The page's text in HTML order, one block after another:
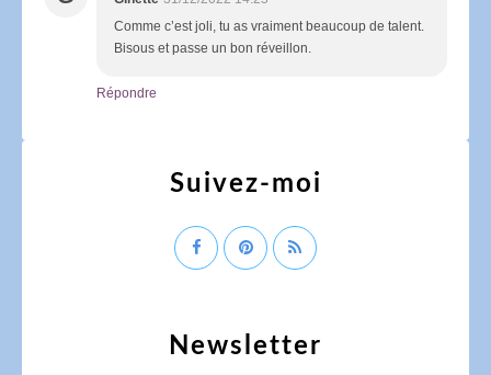
Comme c’est joli, tu as vraiment beaucoup de talent.
Bisous et passe un bon réveillon.
Répondre
Newsletter
Suivez-moi